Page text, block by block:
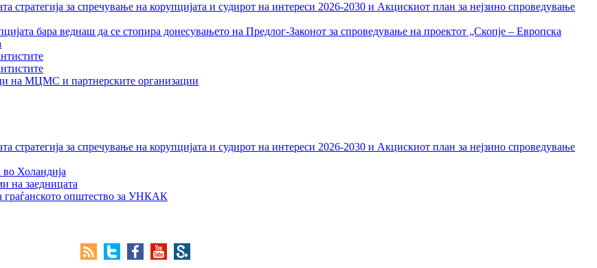
стратегија за спречување на корупцијата и судирот на интереси 2026-2030 и Акцискиот план за нејзино спроведување
бара веднаш да се стопира донесувањето на Предлог-Законот за спроведување на проектот „Скопје – Европска
на МЦМС и партнерските организации
стратегија за спречување на корупцијата и судирот на интереси 2026-2030 и Акцискиот план за нејзино спроведување
Холандија
на заедницата
граѓанското општество за УНКАК